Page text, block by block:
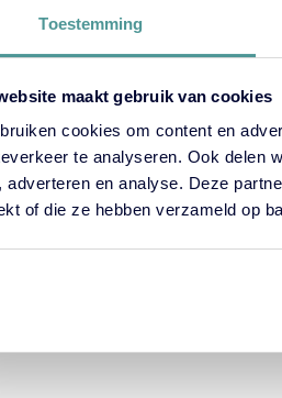
Toestemming
maakt gebruik van cookies
cookies om content en
te analyseren. Ook delen
adverteren en analyse. Deze
of die ze hebben verzameld op
details en opties te bespreken?
u akkoord met onze
communicatie omtrent de